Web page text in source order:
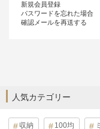
新規会員登録
パスワードを忘れた場合
確認メールを再送する
人気カテゴリー
収納 100均